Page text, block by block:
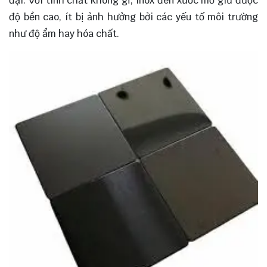
độ bền cao, ít bị ảnh hưởng bởi các yếu tố môi trường
như độ ẩm hay hóa chất.